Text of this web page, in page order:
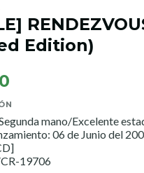
Edition)
mano/Excelente
06 de Junio del
19706